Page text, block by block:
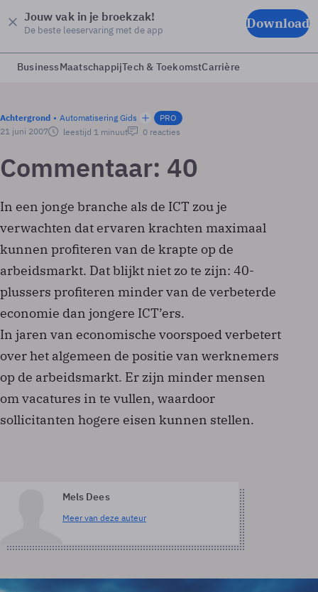
Jouw vak in je broekzak!
De beste leeservaring met de app Download
BusinessMaatschappijTech & ToekomstCarrière
Achtergrond Automatisering Gids
PRO
21 juni 2007
leestijd 1 minuut 0 reacties
Commentaar: 40
In een jonge branche als de ICT zou je
verwachten dat ervaren krachten maximaal
kunnen profiteren van de krapte op de
arbeidsmarkt. Dat blijkt niet zo te zijn: 40-
plussers profiteren minder van de verbeterde
economie dan jongere ICT’ers.
In jaren van economische voorspoed verbetert
over het algemeen de positie van werknemers
op de arbeidsmarkt. Er zijn minder mensen
om vacatures in te vullen, waardoor
sollicitanten hogere eisen kunnen stellen.
Mels Dees
Meer van deze auteur